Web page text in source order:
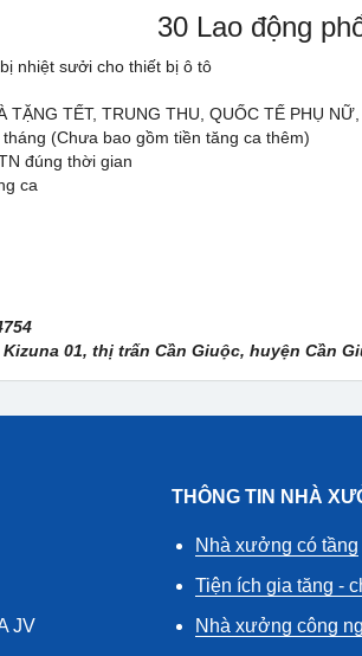
30 Lao động
nhiệt sưởi cho thiết bị ô tô
TẶNG TẾT, TRUNG THU, QUỐC TẾ PHỤ
(Chưa bao gồm tiền tăng ca thêm)
đúng thời gian
ca
01, thị trấn Cần Giuộc, huyện Cần
JV
THÔNG TIN NHÀ
Nhà xưởng có tầng
Tiện ích gia tăng -
Nhà xưởng công